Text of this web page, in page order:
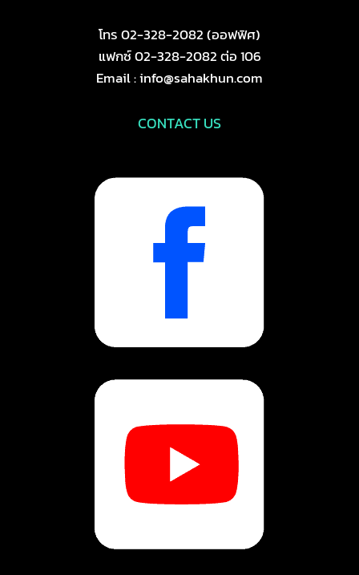
โทร 02-328-2082 (ออฟฟิศ)
แฟกซ์ 02-328-2082 ต่อ 106
Email : info@sahakhun.com
CONTACT US